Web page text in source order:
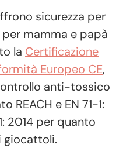
sicurezza per
mamma e papà
la Certificazione
Europeo CE,
anti-tossico
REACH e EN 71-1:
2014 per quanto
giocattoli.